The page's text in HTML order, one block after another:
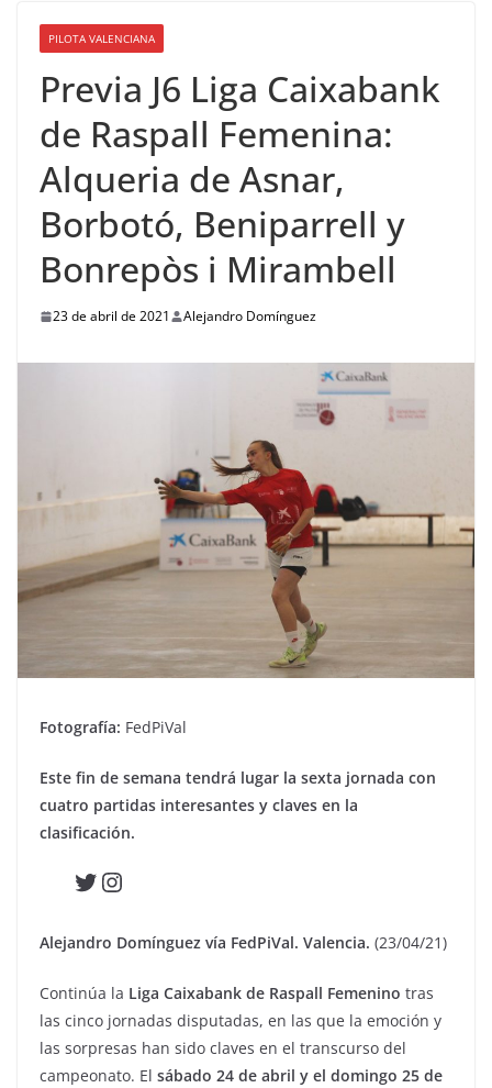
PILOTA VALENCIANA
Previa J6 Liga Caixabank
de Raspall Femenina:
Alqueria de Asnar,
Borbotó, Beniparrell y
Bonrepòs i Mirambell
23 de abril de 2021 Alejandro Domínguez
Fotografía: FedPiVal
Este fin de semana tendrá lugar la sexta jornada con
cuatro partidas interesantes y claves en la
clasificación.
Twitter
Instagram
Alejandro Domínguez vía FedPiVal. Valencia. (23/04/21)
Continúa la Liga Caixabank de Raspall Femenino tras
las cinco jornadas disputadas, en las que la emoción y
las sorpresas han sido claves en el transcurso del
campeonato. El sábado 24 de abril y el domingo 25 de